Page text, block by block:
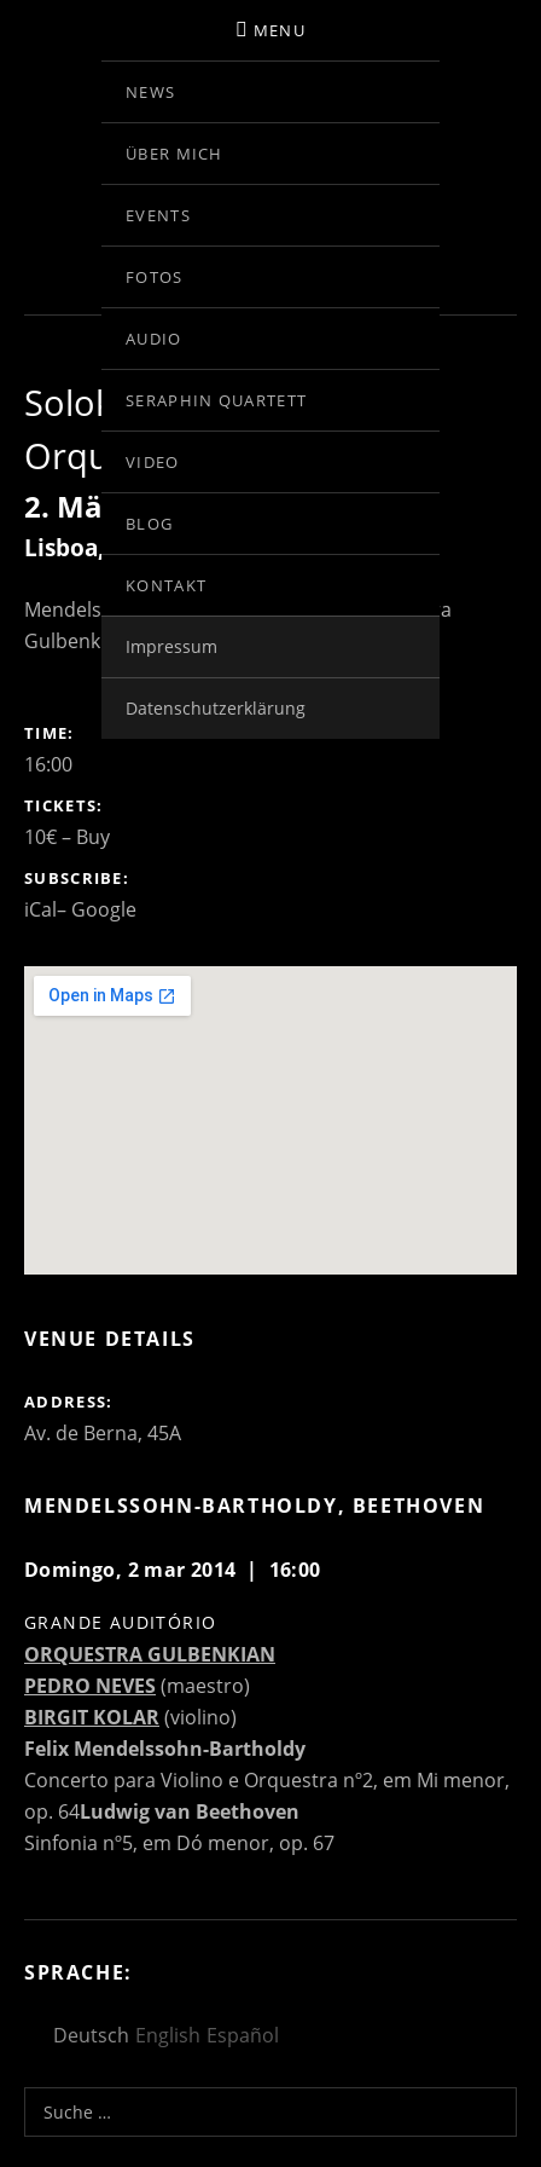
BIRGIT KOLAR
VIOLINE
MENU
NEWS
ÜBER MICH
EVENTS
FOTOS
AUDIO
SERAPHIN QUARTETT
VIDEO
BLOG
KONTAKT
Impressum
Datenschutzerklärung
IN BEARBEITUNG
Solokonzert mit dem
Orquestra Gulbenkian
2. März 2014
Lisboa, Portugal
Mendelssohn Violinkonzert mit dem Orquestra
Gulbenkian unter Pedro Neves in Lissabon
GIG DETAILS
TIME
16:00
TICKETS
10€– Buy
SUBSCRIBE
iCal Google
VENUE DETAILS
ADDRESS
MENDELSSOHN-BARTHOLDY, BEETHOVEN
Domingo, 2 mar 2014 | 16:00
GRANDE AUDITÓRIO
ORQUESTRA GULBENKIAN
PEDRO NEVES(maestro)
BIRGIT KOLAR(violino)
Felix Mendelssohn-Bartholdy
Concerto para Violino e Orquestra nº2, em Mi menor,
op. 64Ludwig van Beethoven
Sinfonia nº5, em Dó menor, op. 67
SPRACHE:
Deutsch English Español
Suche nach: